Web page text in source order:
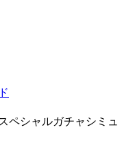
ペシャルガチャシミュ